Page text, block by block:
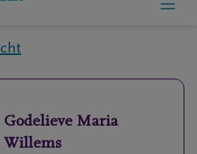
Godelieve Maria
Willems